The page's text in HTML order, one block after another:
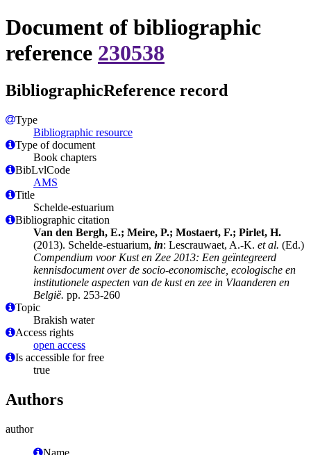
Document of bibliographic
reference 230538
BibliographicReference record
Type
Bibliographic resource
Type of document
Book chapters
BibLvlCode
AMS
Title
Schelde-estuarium
Bibliographic citation
Van den Bergh, E.; Meire, P.; Mostaert, F.; Pirlet, H.
(2013). Schelde-estuarium, in: Lescrauwaet, A.-K. et al. (Ed.)
Compendium voor Kust en Zee 2013: Een geïntegreerd
kennisdocument over de socio-economische, ecologische en
institutionele aspecten van de kust en zee in Vlaanderen en
België. pp. 253-260
Topic
Brakish water
Access rights
open access
Is accessible for free
true
Authors
author
Name